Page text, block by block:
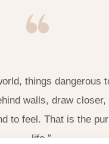
things dangerous
walls, draw closer,
to feel. That is the
life.”